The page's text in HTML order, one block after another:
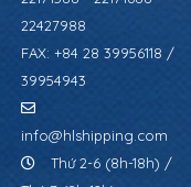
22427988
FAX: +84 28 39956118 /
39954943
info@hlshipping.com
Thứ 2-6 (8h-18h) /